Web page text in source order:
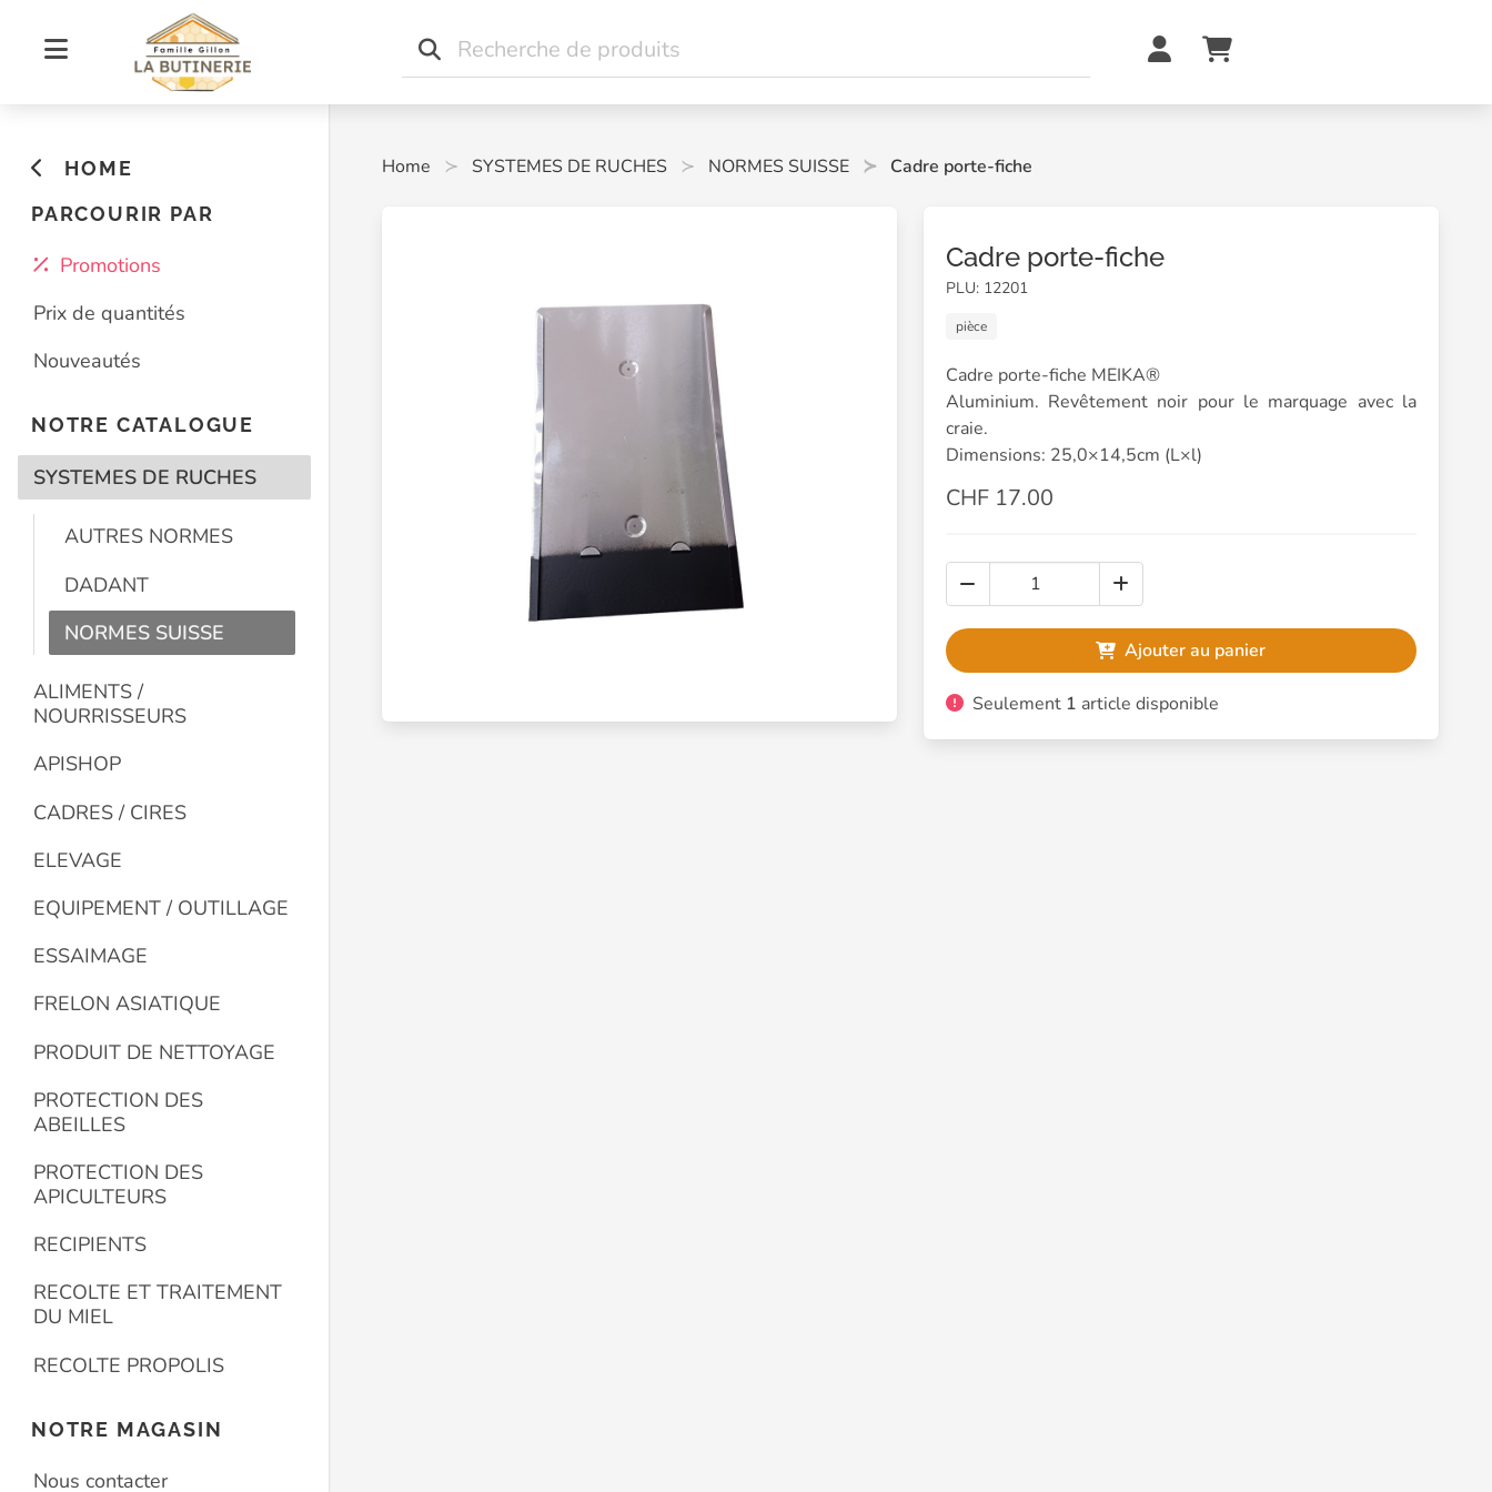
HOME
PARCOURIR PAR
Promotions
Prix de quantités
Nouveautés
NOTRE CATALOGUE
SYSTEMES DE RUCHES
AUTRES NORMES
DADANT
NORMES SUISSE
ALIMENTS /
NOURRISSEURS
APISHOP
CADRES / CIRES
ELEVAGE
EQUIPEMENT / OUTILLAGE
ESSAIMAGE
FRELON ASIATIQUE
PRODUIT DE NETTOYAGE
PROTECTION DES
ABEILLES
PROTECTION DES
APICULTEURS
RECIPIENTS
RECOLTE ET TRAITEMENT
DU MIEL
RECOLTE PROPOLIS
NOTRE MAGASIN
Nous contacter
Home SYSTEMES DE RUCHES NORMES SUISSE Cadre porte-fiche
Cadre porte-fiche
PLU: 12201
pièce
Cadre porte-fiche MEIKA®
Aluminium. Revêtement noir pour le marquage avec la
craie.
Dimensions: 25,0×14,5cm (L×l)
CHF 17.00
Ajouter au panier
Seulement 1 article disponible